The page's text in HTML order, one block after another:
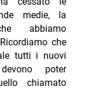
medie, la
abbiamo
che
tutti i nuovi
poter
chiamato